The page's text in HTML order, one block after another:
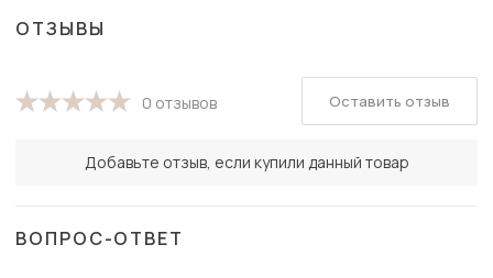
ОТЗЫВЫ
0 отзывов
Добавьте отзыв, если купили данный товар
Оставить отзыв
ВОПРОС-ОТВЕТ